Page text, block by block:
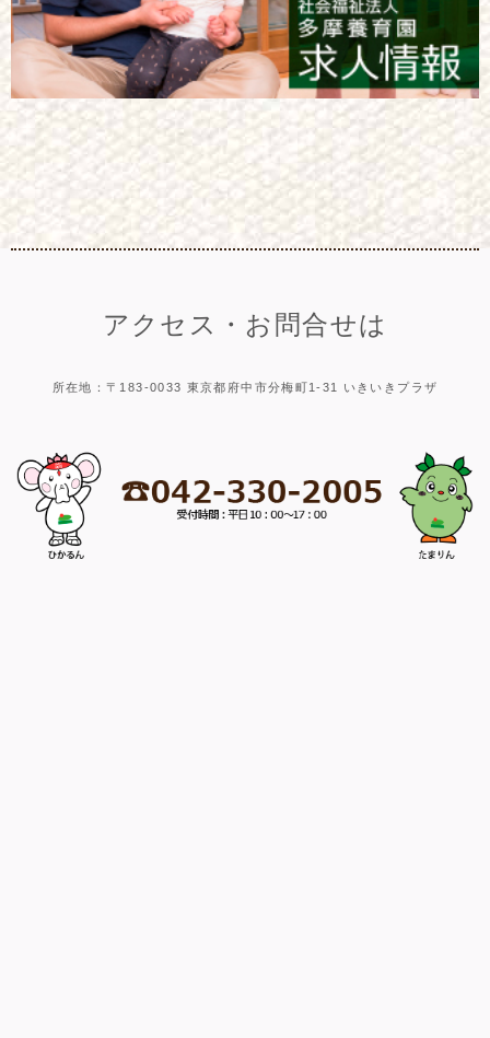
アクセス・お問合せは
所在地：〒183-0033 東京都府中市分梅町1-31 いきいきプラザ